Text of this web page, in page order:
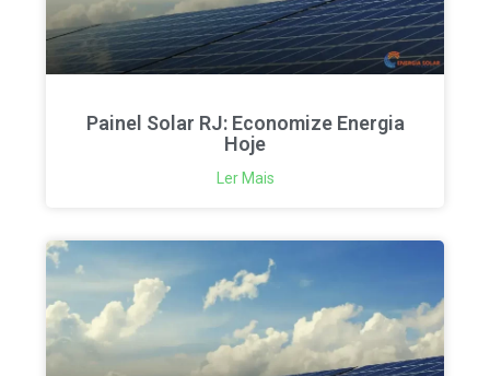
Painel Solar RJ: Economize Energia
Hoje
Ler Mais